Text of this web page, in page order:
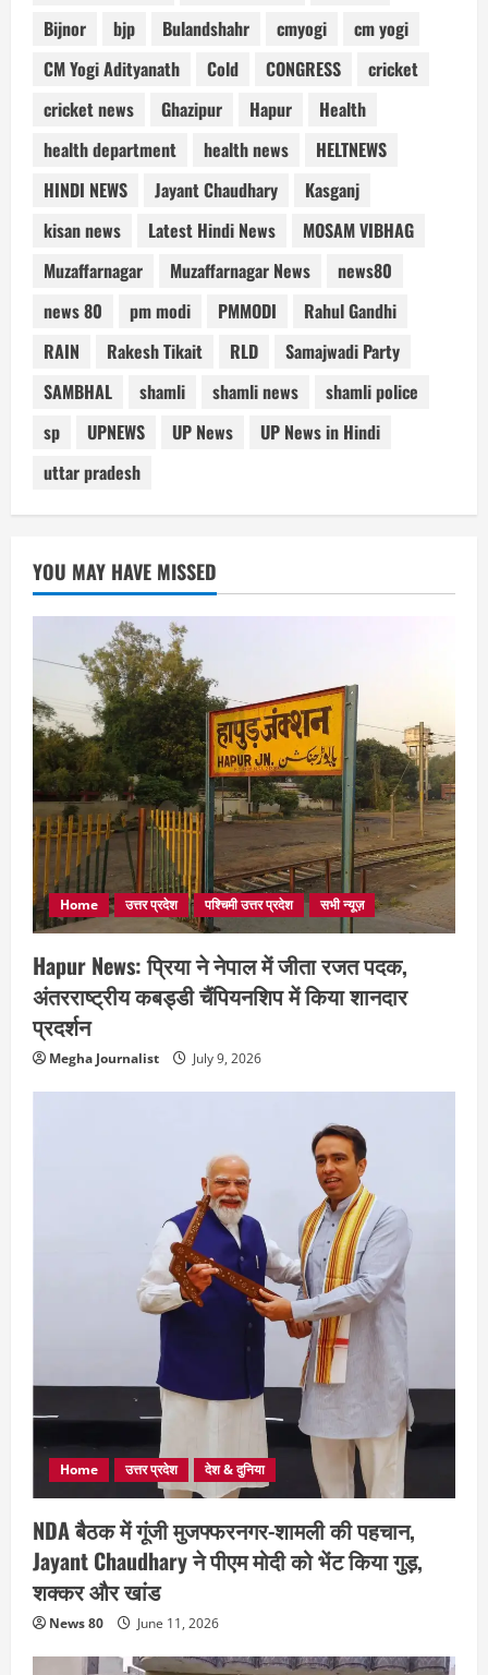
Bijnor
bjp Bulandshahr cmyogi
cm yogi
CM Yogi Adityanath
Cold CONGRESS
cricket
cricket news
Ghazipur Hapur
Health
health department
health news
HELTNEWS
HINDI NEWS
Jayant Chaudhary
Kasganj
kisan news
Latest Hindi News
MOSAM VIBHAG
Muzaffarnagar
Muzaffarnagar News
news80
news 80
pm modi PMMODI
Rahul Gandhi
RAIN
Rakesh Tikait RLD
Samajwadi Party
SAMBHAL
shamli shamli news
shamli police
sp
UPNEWS UP News
UP News in Hindi
uttar pradesh
YOU MAY HAVE MISSED
Home उत्तर प्रदेश पश्चिमी उत्तर प्रदेश सभी न्यूज़
Hapur News: प्रिया ने नेपाल में जीता रजत पदक,
अंतरराष्ट्रीय कबड्डी चैंपियनशिप में किया शानदार
प्रदर्शन
Megha Journalist July 9, 2026
Home उत्तर प्रदेश देश & दुनिया
NDA बैठक में गूंजी मुजफ्फरनगर-शामली की पहचान,
Jayant Chaudhary ने पीएम मोदी को भेंट किया गुड़,
शक्कर और खांड
News 80 June 11, 2026